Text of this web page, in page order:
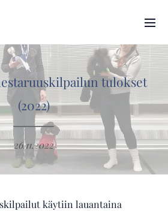
tulokset
(2022)
26.11.2022
käytiin lauantaina